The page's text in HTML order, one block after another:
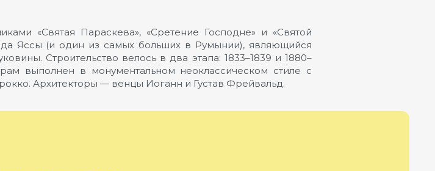
«Святая Параскева», «Сретение Господне» и «Святой
Яссы (и один из самых больших в Румынии), являющийся
Строительство велось в два этапа: 1833–1839 и 1880–
выполнен в монументальном неоклассическом стиле с
Архитекторы — венцы Иоганн и Густав Фрейвальд.